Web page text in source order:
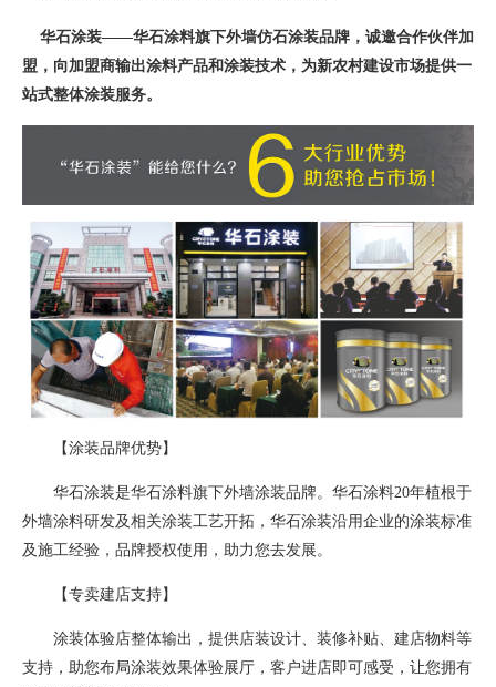
华石涂装——华石涂料旗下外墙仿石涂装品牌，诚邀合作伙伴加
盟，向加盟商输出涂料产品和涂装技术，为新农村建设市场提供一
站式整体涂装服务。
【涂装品牌优势】
华石涂装是华石涂料旗下外墙涂装品牌。华石涂料20年植根于
外墙涂料研发及相关涂装工艺开拓，华石涂装沿用企业的涂装标准
及施工经验，品牌授权使用，助力您去发展。
【专卖建店支持】
涂装体验店整体输出，提供店装设计、装修补贴、建店物料等
支持，助您布局涂装效果体验展厅，客户进店即可感受，让您拥有